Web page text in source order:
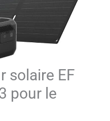
solaire EF
pour le